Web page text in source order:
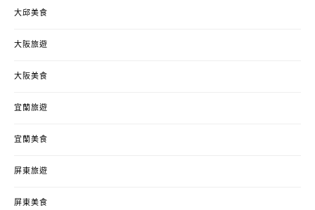
大邱美食
大阪旅遊
大阪美食
宜蘭旅遊
宜蘭美食
屏東旅遊
屏東美食